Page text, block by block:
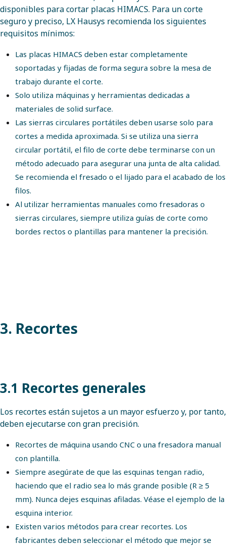
disponibles para cortar placas HIMACS. Para un corte
seguro y preciso, LX Hausys recomienda los siguientes
requisitos mínimos:
Las placas HIMACS deben estar completamente
soportadas y fijadas de forma segura sobre la mesa de
trabajo durante el corte.
Solo utiliza máquinas y herramientas dedicadas a
materiales de solid surface.
Las sierras circulares portátiles deben usarse solo para
cortes a medida aproximada. Si se utiliza una sierra
circular portátil, el filo de corte debe terminarse con un
método adecuado para asegurar una junta de alta calidad.
Se recomienda el fresado o el lijado para el acabado de los
filos.
Al utilizar herramientas manuales como fresadoras o
sierras circulares, siempre utiliza guías de corte como
bordes rectos o plantillas para mantener la precisión.
3. Recortes
3.1 Recortes generales
Los recortes están sujetos a un mayor esfuerzo y, por tanto,
deben ejecutarse con gran precisión.
Recortes de máquina usando CNC o una fresadora manual
con plantilla.
Siempre asegúrate de que las esquinas tengan radio,
haciendo que el radio sea lo más grande posible (R ≥ 5
mm). Nunca dejes esquinas afiladas. Véase el ejemplo de la
esquina interior.
Existen varios métodos para crear recortes. Los
fabricantes deben seleccionar el método que mejor se